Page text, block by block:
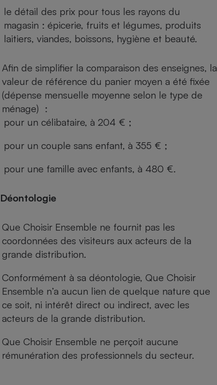
le détail des prix pour tous les rayons du
magasin : épicerie, fruits et légumes, produits
laitiers, viandes, boissons, hygiène et beauté.
Afin de simplifier la comparaison des enseignes, la
valeur de référence du panier moyen a été fixée
(dépense mensuelle moyenne selon le type de
ménage) :
pour un célibataire, à 204 € ;
pour un couple sans enfant, à 355 € ;
pour une famille avec enfants, à 480 €.
Déontologie
Que Choisir Ensemble ne fournit pas les
coordonnées des visiteurs aux acteurs de la
grande distribution.
Conformément à sa déontologie, Que Choisir
Ensemble n’a aucun lien de quelque nature que
ce soit, ni intérêt direct ou indirect, avec les
acteurs de la grande distribution.
Que Choisir Ensemble ne perçoit aucune
rémunération des professionnels du secteur.